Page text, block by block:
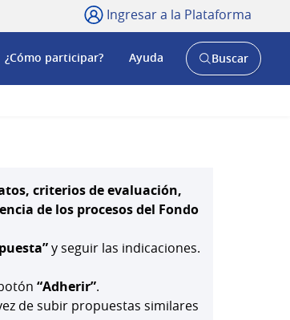
Ingresar a la Plataforma
¿Cómo participar? Ayuda
AbrirBuscar
criterios de evaluación,
de los procesos del Fondo
y seguir las indicaciones.
“Adherir”.
de subir propuestas similares